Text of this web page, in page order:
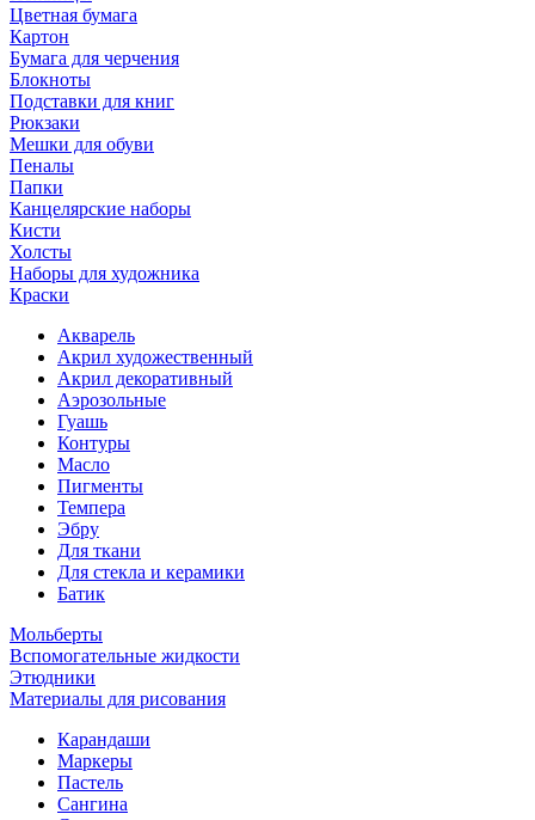
Цветная бумага
Картон
Бумага для черчения
Блокноты
Подставки для книг
Рюкзаки
Мешки для обуви
Пеналы
Папки
Канцелярские наборы
Кисти
Холсты
Наборы для художника
Краски
Акварель
Акрил художественный
Акрил декоративный
Аэрозольные
Гуашь
Контуры
Масло
Пигменты
Темпера
Эбру
Для ткани
Для стекла и керамики
Батик
Мольберты
Вспомогательные жидкости
Этюдники
Материалы для рисования
Карандаши
Маркеры
Пастель
Сангина